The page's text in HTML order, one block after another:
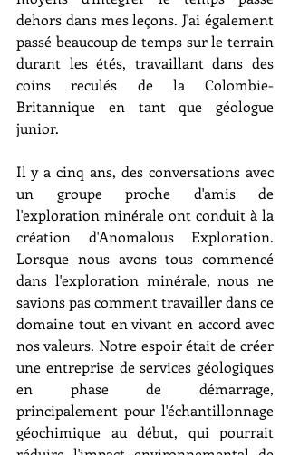
dehors dans mes leçons. J'ai également
passé beaucoup de temps sur le terrain
durant les étés, travaillant dans des
coins reculés de la Colombie-
Britannique en tant que géologue
junior.
Il y a cinq ans, des conversations avec
un groupe proche d'amis de
l'exploration minérale ont conduit à la
création d'Anomalous Exploration.
Lorsque nous avons tous commencé
dans l'exploration minérale, nous ne
savions pas comment travailler dans ce
domaine tout en vivant en accord avec
nos valeurs. Notre espoir était de créer
une entreprise de services géologiques
en phase de démarrage,
principalement pour l'échantillonnage
géochimique au début, qui pourrait